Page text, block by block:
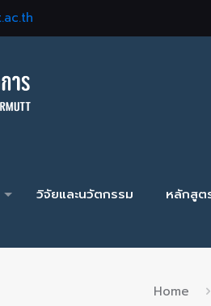
วิจัยและนวัตกรรม หลักสูต
Home